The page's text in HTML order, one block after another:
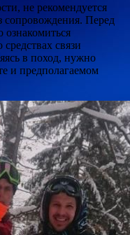
не рекомендуется
сопровождения. Перед
ознакомиться
связи
в поход, нужно
и предполагаемом